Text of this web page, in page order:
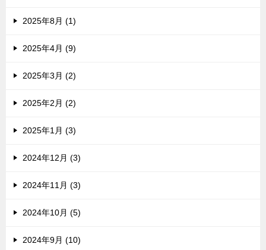
2025年8月 (1)
2025年4月 (9)
2025年3月 (2)
2025年2月 (2)
2025年1月 (3)
2024年12月 (3)
2024年11月 (3)
2024年10月 (5)
2024年9月 (10)